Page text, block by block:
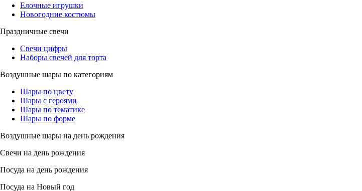
Елочные игрушки
Новогодние костюмы
Праздничные свечи
Свечи цифры
Наборы свечей для торта
Воздушные шары по категориям
Шары по цвету
Шары с героями
Шары по тематике
Шары по форме
Воздушные шары на день рождения
Свечи на день рождения
Посуда на день рождения
Посуда на Новый год